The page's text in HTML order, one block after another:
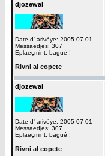
djozewal
Date d' arivêye: 2005-07-01
Messaedjes: 307
Eplaeçmint: bagué !
Rivni al copete
djozewal
Date d' arivêye: 2005-07-01
Messaedjes: 307
Eplaeçmint: bagué !
Rivni al copete